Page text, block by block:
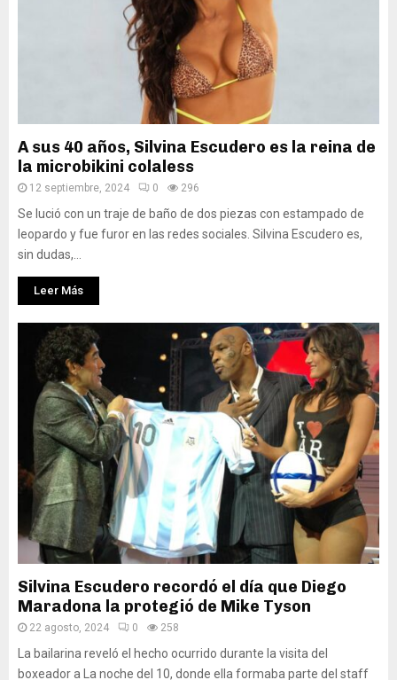
A sus 40 años, Silvina Escudero es la reina de
la microbikini colaless
12 septiembre, 2024 0 296
Se lució con un traje de baño de dos piezas con estampado de
leopardo y fue furor en las redes sociales. Silvina Escudero es,
sin dudas,...
Leer Más
Silvina Escudero recordó el día que Diego
Maradona la protegió de Mike Tyson
22 agosto, 2024 0 258
La bailarina reveló el hecho ocurrido durante la visita del
boxeador a La noche del 10, donde ella formaba parte del staff